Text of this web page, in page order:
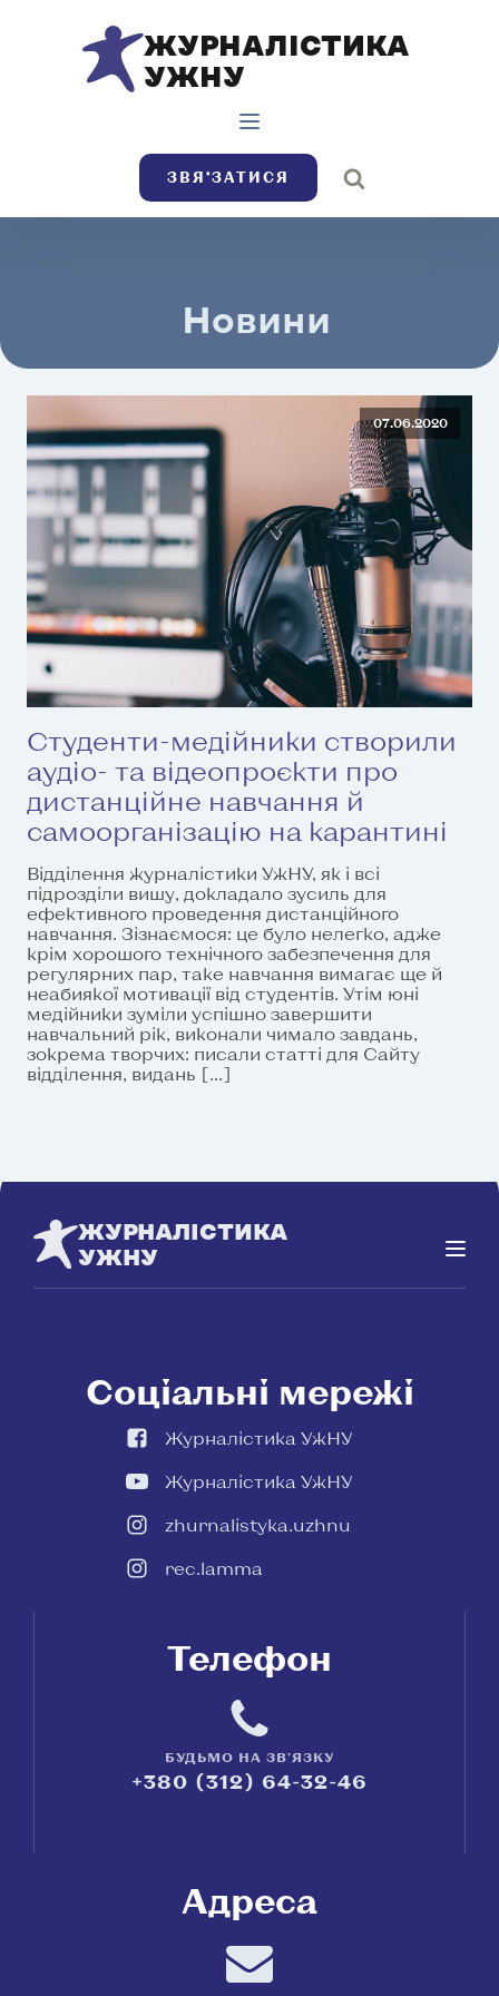
ЖУРНАЛІСТИКА
УЖНУ
ЗВЯ’ЗАТИСЯ
Новини
07.06.2020
Студенти-медійники створили
аудіо- та відеопроєкти про
дистанційне навчання й
самоорганізацію на карантині
Відділення журналістики УжНУ, як і всі
підрозділи вишу, докладало зусиль для
ефективного проведення дистанційного
навчання. Зізнаємося: це було нелегко, адже
крім хорошого технічного забезпечення для
регулярних пар, таке навчання вимагає ще й
неабиякої мотивації від студентів. Утім юні
медійники зуміли успішно завершити
навчальний рік, виконали чимало завдань,
зокрема творчих: писали статті для Сайту
відділення, видань […]
ЖУРНАЛІСТИКА
УЖНУ
Соціальні мережі
Журналістика УжНУ
Журналістика УжНУ
zhurnalistyka.uzhnu
rec.lamma
Телефон
БУДЬМО НА ЗВ'ЯЗКУ
+380 (312) 64-32-46
Адреса